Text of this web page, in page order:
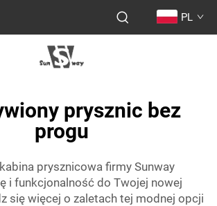
PL
prysznic bez
progu
prysznicowa firmy Sunway
i funkcjonalność do Twojej nowej
się więcej o zaletach tej modnej opcji